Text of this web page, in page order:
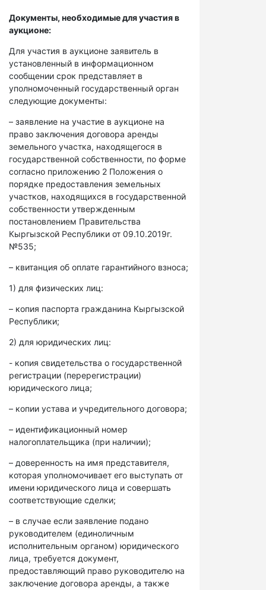
Документы, необходимые для участия в
аукционе:
Для участия в аукционе заявитель в
установленный в информационном
сообщении срок представляет в
уполномоченный государственный орган
следующие документы:
– заявление на участие в аукционе на
право заключения договора аренды
земельного участка, находящегося в
государственной собственности, по форме
согласно приложению 2 Положения о
порядке предоставления земельных
участков, находящихся в государственной
собственности утвержденным
постановлением Правительства
Кыргызской Республики от 09.10.2019г.
№535;
– квитанция об оплате гарантийного взноса;
1) для физических лиц:
– копия паспорта гражданина Кыргызской
Республики;
2) для юридических лиц:
- копия свидетельства о государственной
регистрации (перерегистрации)
юридического лица;
– копии устава и учредительного договора;
– идентификационный номер
налогоплательщика (при наличии);
– доверенность на имя представителя,
которая уполномочивает его выступать от
имени юридического лица и совершать
соответствующие сделки;
– в случае если заявление подано
руководителем (единоличным
исполнительным органом) юридического
лица, требуется документ,
предоставляющий право руководителю на
заключение договора аренды, а также